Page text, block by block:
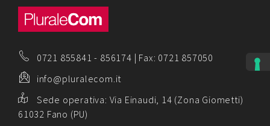
0721 855841 - 856174 | Fax: 0721 857050
info@pluralecom.it
Sede operativa: Via Einaudi, 14 (Zona Giometti)
61032 Fano (PU)